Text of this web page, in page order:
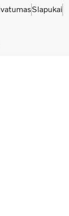
Slapukai